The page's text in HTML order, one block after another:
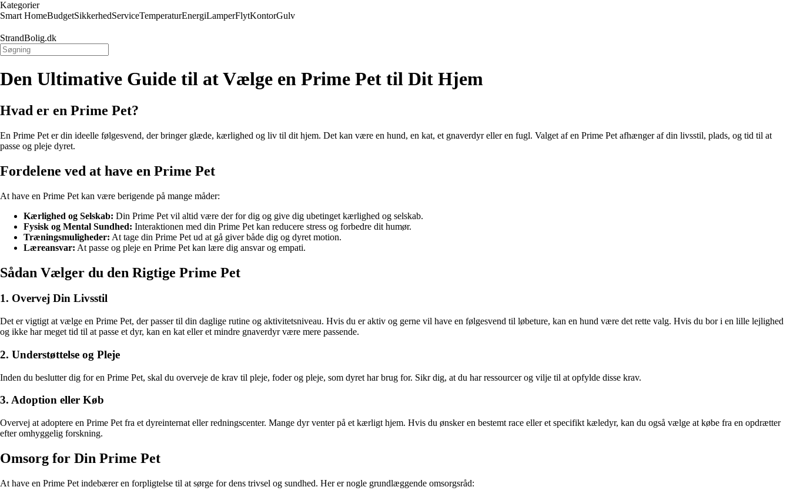
Kategorier
Smart HomeBudgetSikkerhedServiceTemperaturEnergiLamperFlytKontorGulv
StrandBolig.dk
Den Ultimative Guide til at Vælge en Prime Pet til Dit Hjem
Hvad er en Prime Pet?
En Prime Pet er din ideelle følgesvend, der bringer glæde, kærlighed og liv til dit hjem. Det kan være en hund, en kat, et gnaverdyr eller en fugl. Valget af en Prime Pet afhænger af din livsstil, plads, og tid til at
passe og pleje dyret.
Fordelene ved at have en Prime Pet
At have en Prime Pet kan være berigende på mange måder:
Kærlighed og Selskab: Din Prime Pet vil altid være der for dig og give dig ubetinget kærlighed og selskab.
Fysisk og Mental Sundhed: Interaktionen med din Prime Pet kan reducere stress og forbedre dit humør.
Træningsmuligheder: At tage din Prime Pet ud at gå giver både dig og dyret motion.
Læreansvar: At passe og pleje en Prime Pet kan lære dig ansvar og empati.
Sådan Vælger du den Rigtige Prime Pet
1. Overvej Din Livsstil
Det er vigtigt at vælge en Prime Pet, der passer til din daglige rutine og aktivitetsniveau. Hvis du er aktiv og gerne vil have en følgesvend til løbeture, kan en hund være det rette valg. Hvis du bor i en lille lejlighed
og ikke har meget tid til at passe et dyr, kan en kat eller et mindre gnaverdyr være mere passende.
2. Understøttelse og Pleje
Inden du beslutter dig for en Prime Pet, skal du overveje de krav til pleje, foder og pleje, som dyret har brug for. Sikr dig, at du har ressourcer og vilje til at opfylde disse krav.
3. Adoption eller Køb
Overvej at adoptere en Prime Pet fra et dyreinternat eller redningscenter. Mange dyr venter på et kærligt hjem. Hvis du ønsker en bestemt race eller et specifikt kæledyr, kan du også vælge at købe fra en opdrætter
efter omhyggelig forskning.
Omsorg for Din Prime Pet
At have en Prime Pet indebærer en forpligtelse til at sørge for dens trivsel og sundhed. Her er nogle grundlæggende omsorgsråd: